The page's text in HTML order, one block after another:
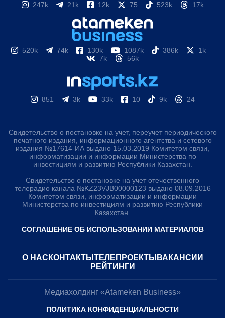
247k 21k 12k 75 523k 17k
520k 74k 130k 1087k 386k
1k
7k
56k
851 3k 33k 10 9k 24
Свидетельство о постановке на учет, переучет периодического
печатного издания, информационного агентства и сетевого
издания №17614-ИА выдано 15.03.2019 Комитетом связи,
информатизации и информации Министерства по
инвестициям и развитию Республики Казахстан.
Свидетельство о постановке на учет отечественного
телерадио канала №KZ23VJB00000123 выдано 08.09.2016
Комитетом связи, информатизации и информации
Министерства по инвестициям и развитию Республики
Казахстан.
СОГЛАШЕНИЕ ОБ ИСПОЛЬЗОВАНИИ МАТЕРИАЛОВ
О НАС КОНТАКТЫ ТЕЛЕПРОЕКТЫ ВАКАНСИИ
РЕЙТИНГИ
Медиахолдинг «Atameken Business»
ПОЛИТИКА КОНФИДЕНЦИАЛЬНОСТИ